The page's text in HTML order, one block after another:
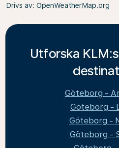
Drivs av: OpenWeatherMap.org
Utforska
Göteborg -
Göteborg -
Göteborg -
Göteborg -